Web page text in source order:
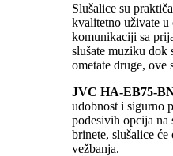
Slušalice su
kvalitetno uživate
komunikaciji sa
slušate muziku dok
ometate druge, ove
JVC HA-EB75-
udobnost i sigurno
podesivih opcija na
brinete, slušalice
vežbanja.